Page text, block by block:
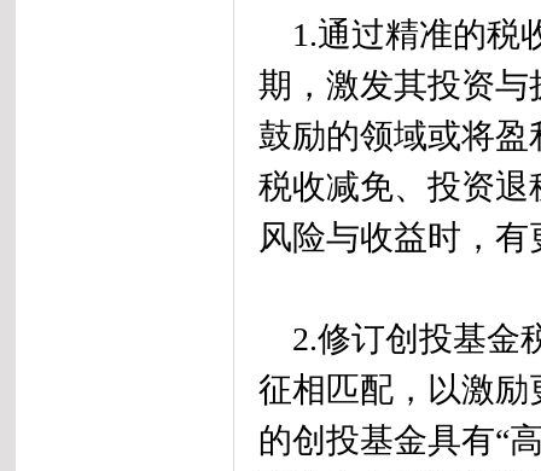
1.通过精准的税
期，激发其投资
鼓励的领域或将
税收减免、投资
风险与收益时，
2.修订创投基金
征相匹配，以激
的创投基金具有“